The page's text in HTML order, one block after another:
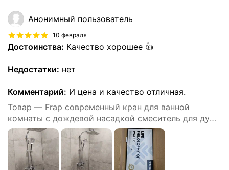
Анонимный пользователь
10 февраля
Достоинства: Качество хорошее 👍
Недостатки: нет
Комментарий: И цена и качество отличная.
Товар — Frap современный кран для ванной
комнаты с дождевой насадкой смеситель для душа
хром Y2400040